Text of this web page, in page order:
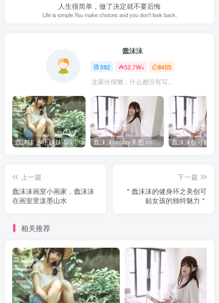
人生很简单，做了决定就不要后悔
Life is simple.You make choices and you don't look back.
蠢沫沫
592 52.7W+ 8455
这家伙很懒，什么都没有写...
蠢沫沫 乡下妹妹 SSR级 [125P-1.24GB]全部作品点我下载 蠢沫沫osplay美图 cos写真套图合集
上一篇
蠢沫沫画室小画家，蠢沫沫
在画室里泼墨山水
下一篇
＂蠢沫沫的健身环之美创可
贴女孩的独特魅力＂
相关推荐